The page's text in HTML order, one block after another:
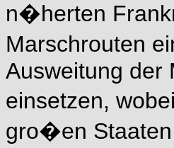
n�herten
Marschrouten
Ausweitung der
einsetzen,
gro�en